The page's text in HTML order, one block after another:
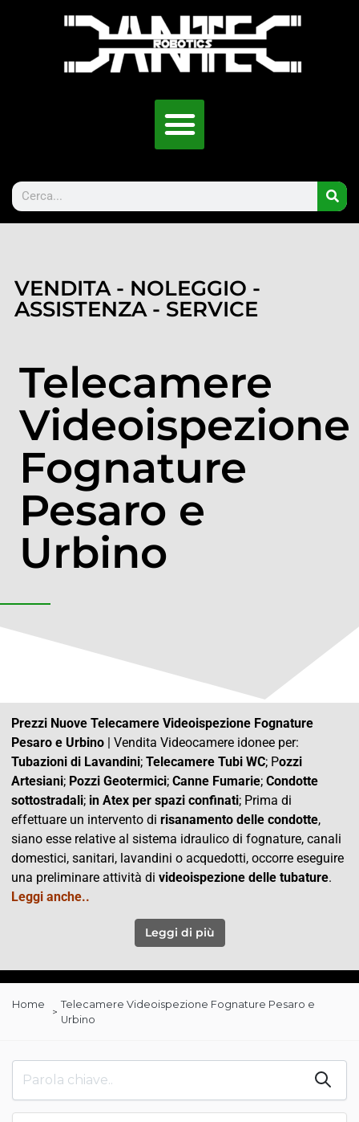
VENDITA - NOLEGGIO -
ASSISTENZA - SERVICE
Telecamere
Videoispezione
Fognature
Pesaro e
Urbino
Prezzi Nuove Telecamere Videoispezione Fognature
Pesaro e Urbino | Vendita Videocamere idonee per:
Tubazioni di Lavandini; Telecamere Tubi WC; Pozzi
Artesiani; Pozzi Geotermici; Canne Fumarie; Condotte
sottostradali; in Atex per spazi confinati; Prima di
effettuare un intervento di risanamento delle condotte,
siano esse relative al sistema idraulico di fognature, canali
domestici, sanitari, lavandini o acquedotti, occorre eseguire
una preliminare attività di videoispezione delle tubature.
Leggi anche..
Leggi di più
Home
Telecamere Videoispezione Fognature Pesaro e
Urbino